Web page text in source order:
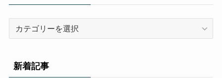
リ
ー
新着記事